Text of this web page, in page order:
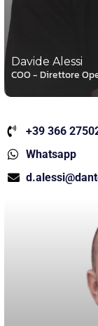
Davide Alessi
COO - Direttore
+39 366
Whatsapp